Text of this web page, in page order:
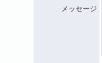
メッセージ